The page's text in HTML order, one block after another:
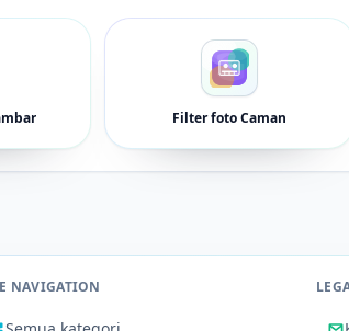
Filter foto Caman
NAVIGATION